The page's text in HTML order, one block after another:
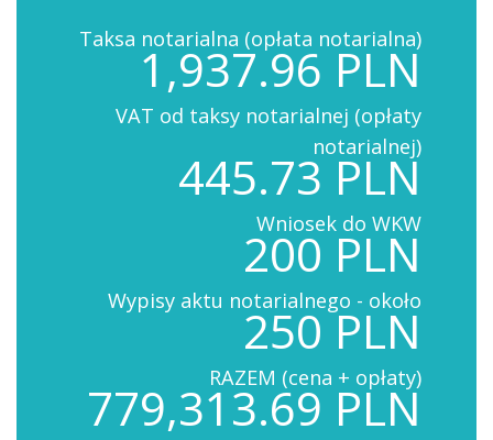
Taksa notarialna (opłata notarialna)
1,937.96 PLN
VAT od taksy notarialnej (opłaty
notarialnej)
445.73 PLN
Wniosek do WKW
200 PLN
Wypisy aktu notarialnego - około
250 PLN
RAZEM (cena + opłaty)
779,313.69 PLN